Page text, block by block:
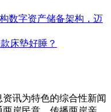
数字资产储备架构，迈
床墊好睡？
讯为特色的综合性新闻